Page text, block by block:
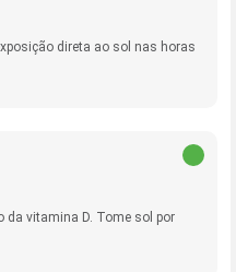
direta ao sol nas horas
da vitamina D. Tome sol por